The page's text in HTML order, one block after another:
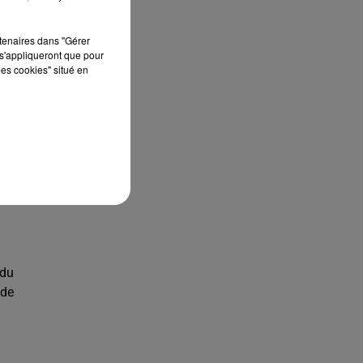
dans "Gérer
que pour
cookies" situé en